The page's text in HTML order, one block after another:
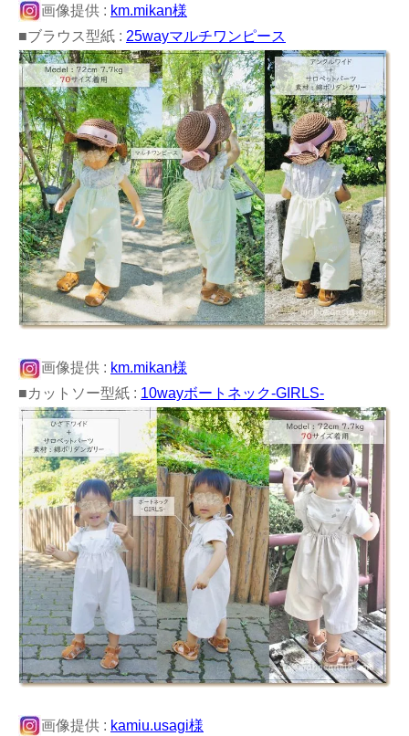
画像提供 : km.mikan様
■ブラウス型紙 : 25wayマルチワンピース
画像提供 : km.mikan様
■カットソー型紙 : 10wayボートネック-GIRLS-
画像提供 : kamiu.usagi様